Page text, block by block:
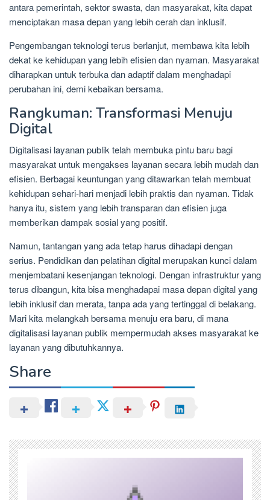
antara pemerintah, sektor swasta, dan masyarakat, kita dapat
menciptakan masa depan yang lebih cerah dan inklusif.
Pengembangan teknologi terus berlanjut, membawa kita lebih
dekat ke kehidupan yang lebih efisien dan nyaman. Masyarakat
diharapkan untuk terbuka dan adaptif dalam menghadapi
perubahan ini, demi kebaikan bersama.
Rangkuman: Transformasi Menuju
Digital
Digitalisasi layanan publik telah membuka pintu baru bagi
masyarakat untuk mengakses layanan secara lebih mudah dan
efisien. Berbagai keuntungan yang ditawarkan telah membuat
kehidupan sehari-hari menjadi lebih praktis dan nyaman. Tidak
hanya itu, sistem yang lebih transparan dan efisien juga
memberikan dampak sosial yang positif.
Namun, tantangan yang ada tetap harus dihadapi dengan
serius. Pendidikan dan pelatihan digital merupakan kunci dalam
menjembatani kesenjangan teknologi. Dengan infrastruktur yang
terus dibangun, kita bisa menghadapai masa depan digital yang
lebih inklusif dan merata, tanpa ada yang tertinggal di belakang.
Mari kita melangkah bersama menuju era baru, di mana
digitalisasi layanan publik mempermudah akses masyarakat ke
layanan yang dibutuhkannya.
Share